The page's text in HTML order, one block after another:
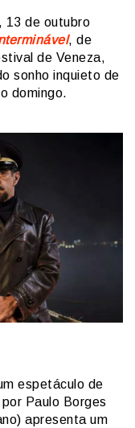
13 de outubro
, de
de Veneza,
sonho inquieto de
domingo.
espetáculo de
Paulo Borges
apresenta um